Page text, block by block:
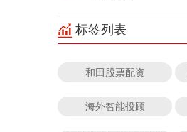
标签列表
和田股票配资
海外智能投顾